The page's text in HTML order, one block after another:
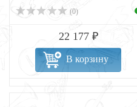
(0)
22 177 ₽
В корзину